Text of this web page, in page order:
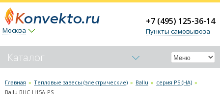
Москва
+7 (495) 125-36-14
Пункты самовывоза
Каталог
Керамические обогреватели
Главная » Тепловые завесы (электрические) » Ballu » серия PS (HA) »
Ballu BHC-H15A-PS